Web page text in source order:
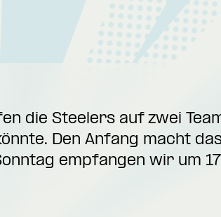
die Steelers auf zwei
Den Anfang macht
empfangen wir um